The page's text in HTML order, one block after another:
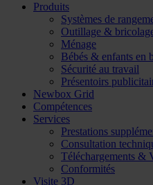
Produits
Systèmes de
Outillage &
Ménage
Bébés & enfants en
Sécurité au travail
Présentoirs
Newbox Grid
Compétences
Services
Prestations
Consultation
Téléchargements &
Conformités
Visite 3D